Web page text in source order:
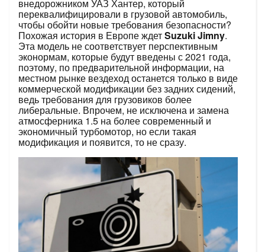
внедорожником УАЗ Хантер, который
переквалифицировали в грузовой автомобиль,
чтобы обойти новые требования безопасности?
Похожая история в Европе ждетSuzukiJimny.
Эта модель не соответствует перспективным
эконормам, которые будут введены с 2021 года,
поэтому, по предварительной информации, на
местном рынке вездеход останется только в виде
коммерческой модификации без задних сидений,
ведь требования для грузовиков более
либеральные. Впрочем, не исключена и замена
атмосферника 1.5 на более современный и
экономичный турбомотор, но если такая
модификация и появится, то не сразу.